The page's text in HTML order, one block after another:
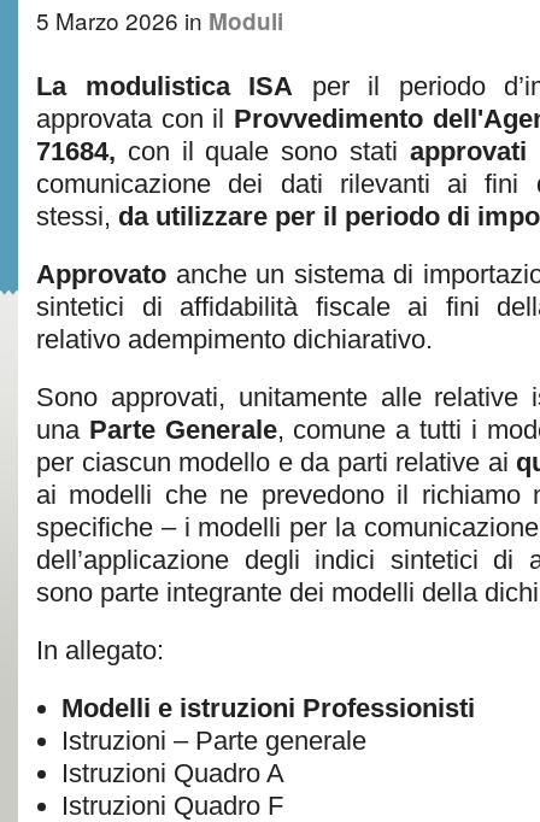
5 Marzo 2026 in Moduli
La modulistica ISA per il periodo
approvata con il Provvedimento
71684, con il quale sono stati approvati
comunicazione dei dati rilevanti ai fini
stessi, da utilizzare per il periodo di
Approvato anche un sistema di
sintetici di affidabilità fiscale ai fini
relativo adempimento dichiarativo.
Sono approvati, unitamente alle relative
una Parte Generale, comune a tutti i
per ciascun modello e da parti relative ai
ai modelli che ne prevedono il richiamo
specifiche – i modelli per la
dell’applicazione degli indici sintetici di
sono parte integrante dei modelli della
In allegato:
Modelli e istruzioni Professionisti
Istruzioni – Parte generale
Istruzioni Quadro A
Istruzioni Quadro F